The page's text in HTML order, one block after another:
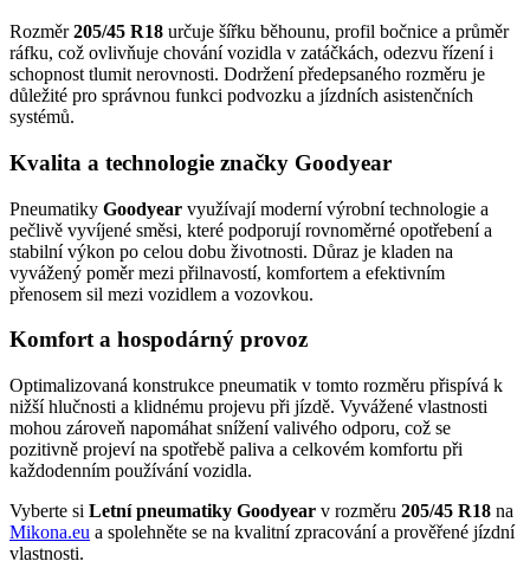
Rozměr205/45 R18 určuje šířku běhounu, profil bočnice a průměr
ráfku, což ovlivňuje chování vozidla v zatáčkách, odezvu řízení i
schopnost tlumit nerovnosti. Dodržení předepsaného rozměru je
důležité pro správnou funkci podvozku a jízdních asistenčních
systémů.
Kvalita a technologie značky Goodyear
Pneumatiky Goodyear využívají moderní výrobní technologie a
pečlivě vyvíjené směsi, které podporují rovnoměrné opotřebení a
stabilní výkon po celou dobu životnosti. Důraz je kladen na
vyvážený poměr mezi přilnavostí, komfortem a efektivním
přenosem sil mezi vozidlem a vozovkou.
Komfort a hospodárný provoz
Optimalizovaná konstrukce pneumatik v tomto rozměru přispívá k
nižší hlučnosti a klidnému projevu při jízdě. Vyvážené vlastnosti
mohou zároveň napomáhat snížení valivého odporu, což se
pozitivně projeví na spotřebě paliva a celkovém komfortu při
každodenním používání vozidla.
Vyberte si Letní pneumatiky Goodyear v rozměru 205/45 R18 na
Mikona.eu a spolehněte se na kvalitní zpracování a prověřené jízdní
vlastnosti.